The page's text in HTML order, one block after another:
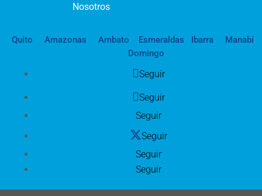
Nosotros
Quito Amazonas Ambato Esmeraldas Ibarra
Manabí
Domingo
Seguir
Seguir
Seguir
Seguir
Seguir
Seguir